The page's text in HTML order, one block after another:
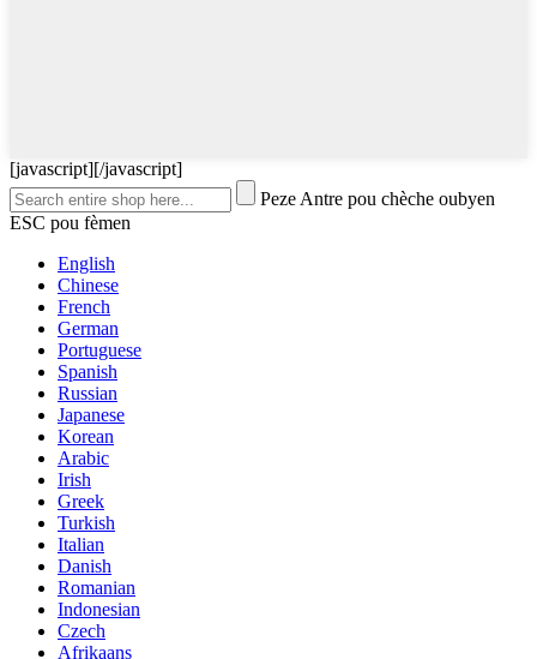
[javascript][/javascript]
Peze Antre pou chèche oubyen
ESC pou fèmen
English
Chinese
French
German
Portuguese
Spanish
Russian
Japanese
Korean
Arabic
Irish
Greek
Turkish
Italian
Danish
Romanian
Indonesian
Czech
Afrikaans